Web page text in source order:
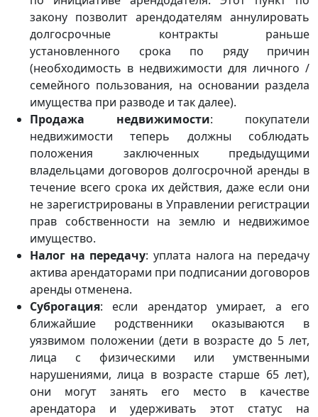
закону позволит арендодателям аннулировать
долгосрочные контракты раньше
установленного срока по ряду причин
(необходимость в недвижимости для личного /
семейного пользования, на основании раздела
имущества при разводе и так далее).
Продажа недвижимости: покупатели
недвижимости теперь должны соблюдать
положения заключенных предыдущими
владельцами договоров долгосрочной аренды в
течение всего срока их действия, даже если они
не зарегистрированы в Управлении регистрации
прав собственности на землю и недвижимое
имущество.
Налог на передачу: уплата налога на передачу
актива арендаторами при подписании договоров
аренды отменена.
Суброгация: если арендатор умирает, а его
ближайшие родственники оказываются в
уязвимом положении (дети в возрасте до 5 лет,
лица с физическими или умственными
нарушениями, лица в возрасте старше 65 лет),
они могут занять его место в качестве
арендатора и удерживать этот статус на